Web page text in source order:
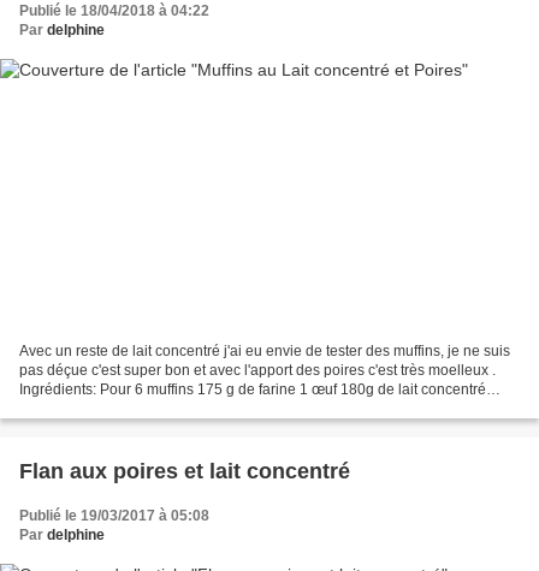
Publié le 18/04/2018 à 04:22
Par delphine
Avec un reste de lait concentré j'ai eu envie de tester des muffins, je ne suis
pas déçue c'est super bon et avec l'apport des poires c'est très moelleux .
Ingrédients: Pour 6 muffins 175 g de farine 1 œuf 180g de lait concentré
Flan aux poires et lait concentré
Publié le 19/03/2017 à 05:08
Par delphine